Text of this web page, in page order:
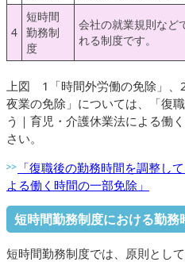
4
短時間
勤務制
度
会社の就業規則など
れる制度です。
上図 1「時間外労働の免除」、
夜業の免除」については、「復
う｜育児・介護休業法による働
さい。
「復職後の勤務時間を調整し
よる働く時間の一部免除」
短時間勤務制度における勤務
短時間勤務制度では、原則とし